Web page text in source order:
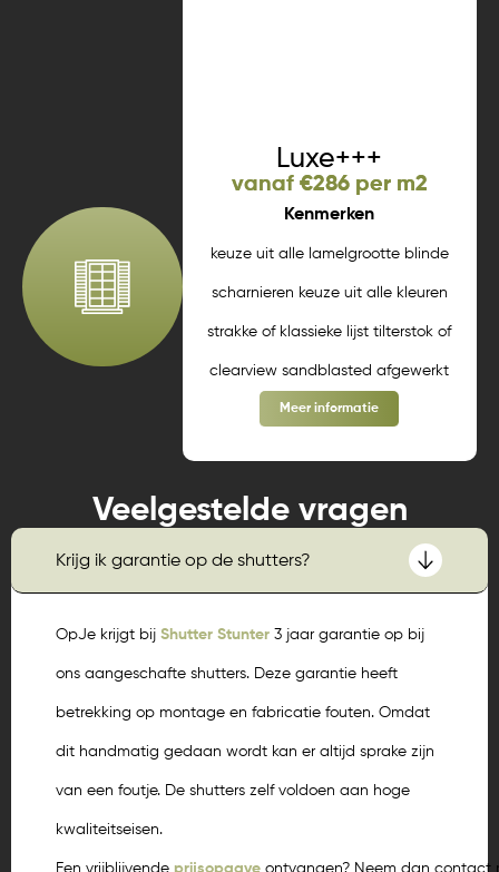
Luxe+++
vanaf €286 per m2
Kenmerken
keuze uit alle lamelgrootte blinde
scharnieren keuze uit alle kleuren
strakke of klassieke lijst tilterstok of
clearview sandblasted afgewerkt
Meer informatie
Veelgestelde vragen
Krijg ik garantie op de shutters?
OpJe krijgt bij Shutter Stunter 3 jaar garantie op bij
ons aangeschafte shutters. Deze garantie heeft
betrekking op montage en fabricatie fouten. Omdat
dit handmatig gedaan wordt kan er altijd sprake zijn
van een foutje. De shutters zelf voldoen aan hoge
kwaliteitseisen.
Een vrijblijvende prijsopgave ontvangen? Neem dan contact